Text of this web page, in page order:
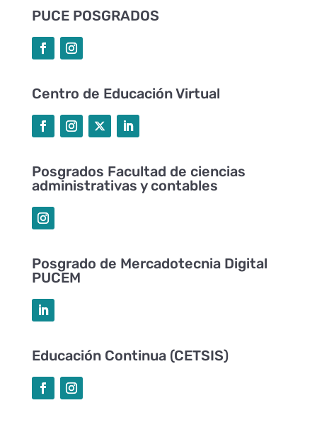
PUCE POSGRADOS
Centro de Educación Virtual
Posgrados Facultad de ciencias
administrativas y contables
Posgrado de Mercadotecnia Digital
PUCEM
Educación Continua (CETSIS)